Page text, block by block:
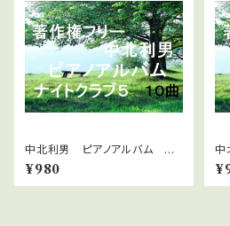
中北利男 ピアノアルバム ナ
イトクラブ5
¥980
中